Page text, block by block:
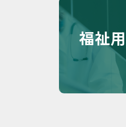
福祉